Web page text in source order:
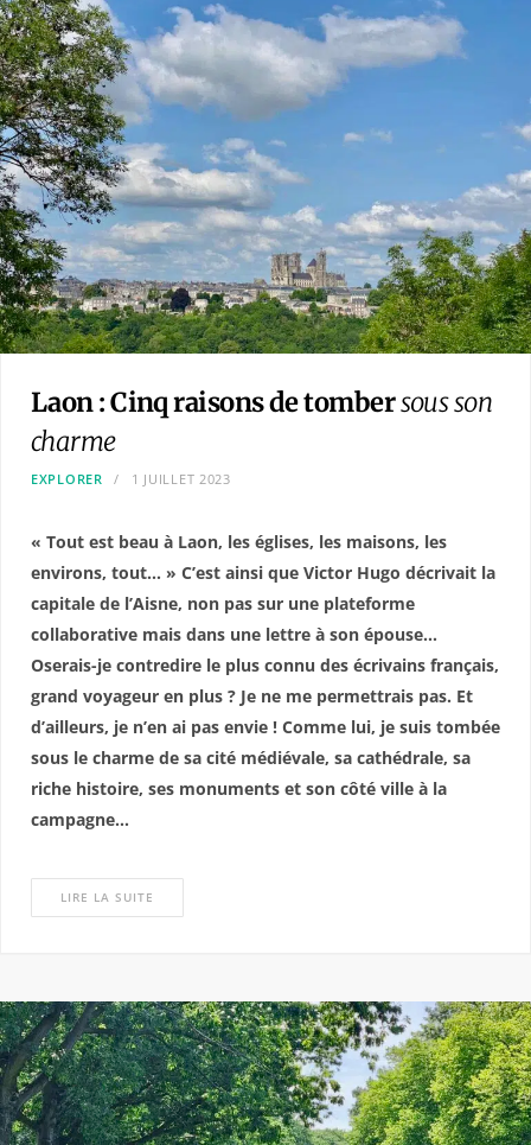
Laon : Cinq raisons de tombersous son
charme
EXPLORER 1 JUILLET 2023
« Tout est beau à Laon, les églises, les maisons, les
environs, tout… » C’est ainsi que Victor Hugo décrivait la
capitale de l’Aisne, non pas sur une plateforme
collaborative mais dans une lettre à son épouse…
Oserais-je contredire le plus connu des écrivains français,
grand voyageur en plus ? Je ne me permettrais pas. Et
d’ailleurs, je n’en ai pas envie ! Comme lui, je suis tombée
sous le charme de sa cité médiévale, sa cathédrale, sa
riche histoire, ses monuments et son côté ville à la
campagne…
LIRE LA SUITE